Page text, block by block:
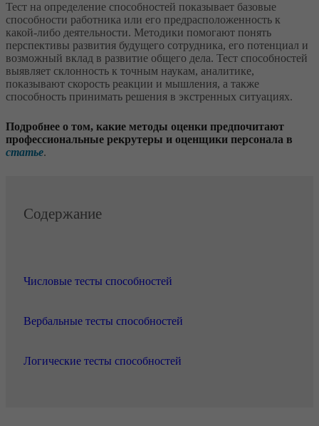
Тест на определение способностей показывает базовые
способности работника или его предрасположенность к
какой-либо деятельности. Методики помогают понять
перспективы развития будущего сотрудника, его потенциал и
возможный вклад в развитие общего дела. Тест способностей
выявляет склонность к точным наукам, аналитике,
показывают скорость реакции и мышления, а также
способность принимать решения в экстренных ситуациях.
Подробнее о том, какие методы оценки предпочитают
профессиональные рекрутеры и оценщики персонала в
статье.
Содержание
Числовые тесты способностей
Вербальные тесты способностей
Логические тесты способностей